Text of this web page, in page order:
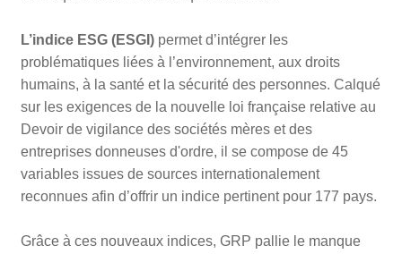
L’indice ESG (ESGI) permet d’intégrer les
problématiques liées à l’environnement, aux droits
humains, à la santé et la sécurité des personnes. Calqué
sur les exigences de la nouvelle loi française relative au
Devoir de vigilance des sociétés mères et des
entreprises donneuses d'ordre, il se compose de 45
variables issues de sources internationalement
reconnues afin d’offrir un indice pertinent pour 177 pays.
Grâce à ces nouveaux indices, GRP pallie le manque